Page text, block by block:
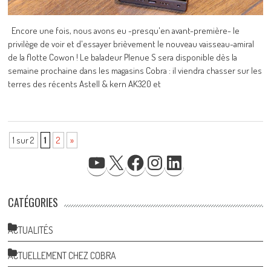
Encore une fois, nous avons eu -presqu'en avant-première- le
privilège de voir et d'essayer brièvement le nouveau vaisseau-amiral
de la flotte Cowon ! Le baladeur Plenue S sera disponible dès la
semaine prochaine dans les magasins Cobra : il viendra chasser sur les
terres des récents Astell & kern AK320 et
1 sur 2 1 2 »
YOUTUBE FACEBOOKINSTAGRAM
CATÉGORIES
ACTUALITÉS
ACTUELLEMENT CHEZ COBRA